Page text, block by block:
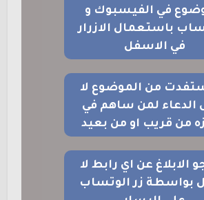
في الفيسبوك و
باستعمال الازرار
في الاسفل
من الموضوع لا
الدعاء لمن ساهم في
من قريب او من بعيد
الابلاغ عن اي رابط لا
بواسطة زر الوتساب